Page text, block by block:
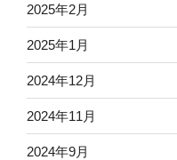
2025年2月
2025年1月
2024年12月
2024年11月
2024年9月